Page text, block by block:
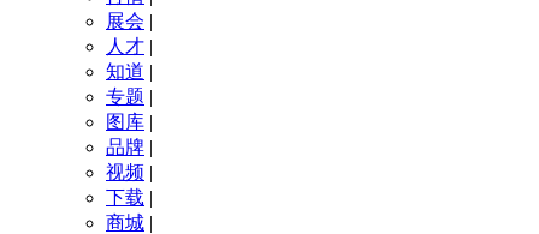
展会 |
人才 |
知道 |
专题 |
图库 |
品牌 |
视频 |
下载 |
商城 |